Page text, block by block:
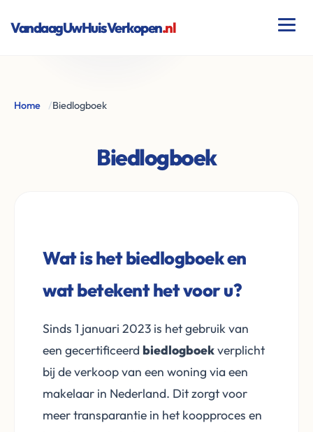
VandaagUwHuisVerkopen.nl
Home /Biedlogboek
Biedlogboek
Wat is het biedlogboek en
wat betekent het voor u?
Sinds 1 januari 2023 is het gebruik van
een gecertificeerd biedlogboekverplicht
bij de verkoop van een woning via een
makelaar in Nederland. Dit zorgt voor
meer transparantie in het koopproces en